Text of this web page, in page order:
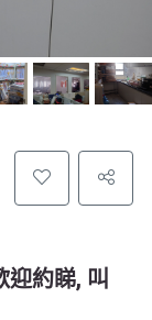
迎約睇, 叫